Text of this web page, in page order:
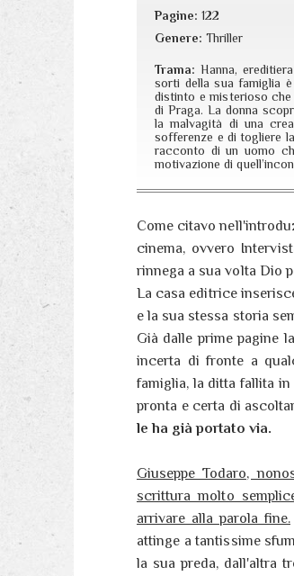
Pagine:122
Genere:Thriller
Trama:Hanna,
sorti della sua famiglia
distinto e misterioso
di Praga. La donna
la malvagità di una
sofferenze e di togliere
racconto di un uomo
motivazione di
Come citavo
cinema, ovvero
rinnega a sua volta Dio
La casa editrice
e la sua stessa storia
Già dalle prime pagine
incerta di fronte a
famiglia, la ditta fallita
pronta e certa di
le ha già portato via.
Giuseppe Todaro,
scrittura molto
arrivare alla parola fine.
attinge a tantissime
la sua preda, dall'altra